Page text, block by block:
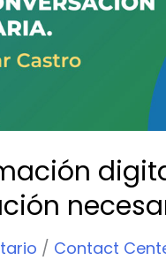
/ Contact